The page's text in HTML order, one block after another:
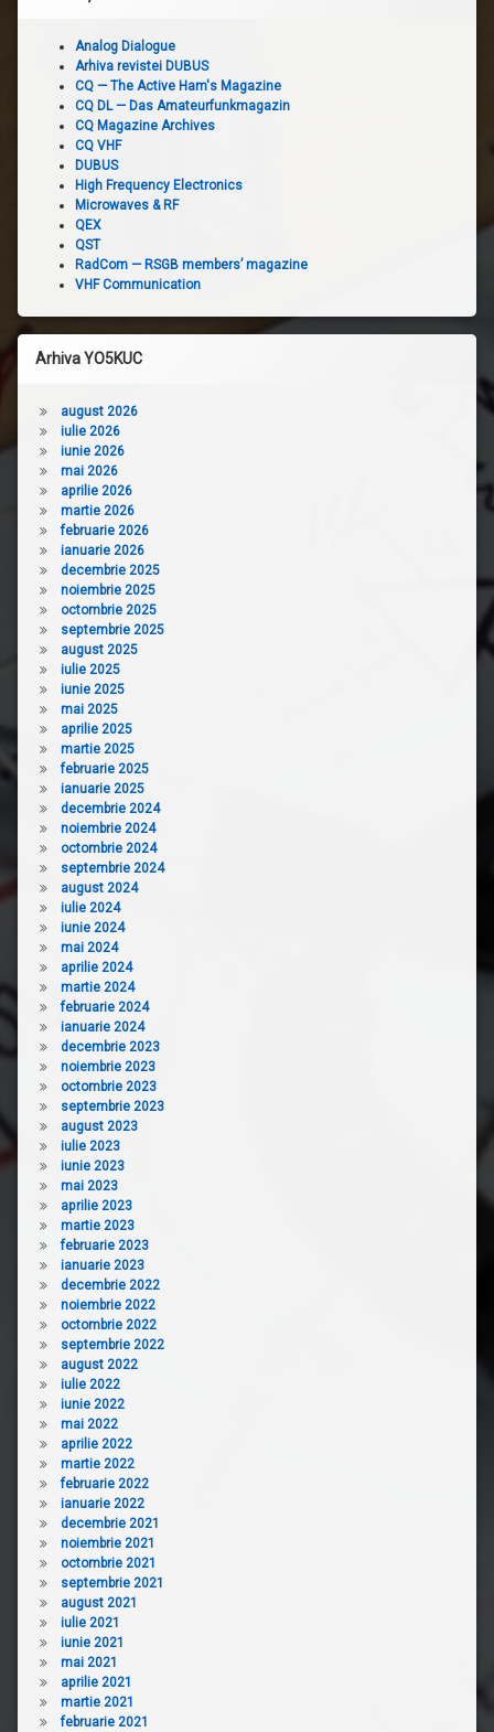
Analog Dialogue
Arhiva revistei DUBUS
CQ — The Active Ham's Magazine
CQ DL — Das Amateurfunkmagazin
CQ Magazine Archives
CQ VHF
DUBUS
High Frequency Electronics
Microwaves & RF
QEX
QST
RadCom — RSGB members’ magazine
VHF Communication
Arhiva YO5KUC
august 2026
iulie 2026
iunie 2026
mai 2026
aprilie 2026
martie 2026
februarie 2026
ianuarie 2026
decembrie 2025
noiembrie 2025
octombrie 2025
septembrie 2025
august 2025
iulie 2025
iunie 2025
mai 2025
aprilie 2025
martie 2025
februarie 2025
ianuarie 2025
decembrie 2024
noiembrie 2024
octombrie 2024
septembrie 2024
august 2024
iulie 2024
iunie 2024
mai 2024
aprilie 2024
martie 2024
februarie 2024
ianuarie 2024
decembrie 2023
noiembrie 2023
octombrie 2023
septembrie 2023
august 2023
iulie 2023
iunie 2023
mai 2023
aprilie 2023
martie 2023
februarie 2023
ianuarie 2023
decembrie 2022
noiembrie 2022
octombrie 2022
septembrie 2022
august 2022
iulie 2022
iunie 2022
mai 2022
aprilie 2022
martie 2022
februarie 2022
ianuarie 2022
decembrie 2021
noiembrie 2021
octombrie 2021
septembrie 2021
august 2021
iulie 2021
iunie 2021
mai 2021
aprilie 2021
martie 2021
februarie 2021